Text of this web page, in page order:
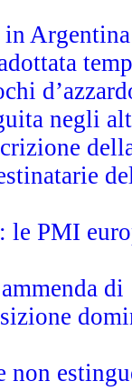
in
negli
le PMI
non